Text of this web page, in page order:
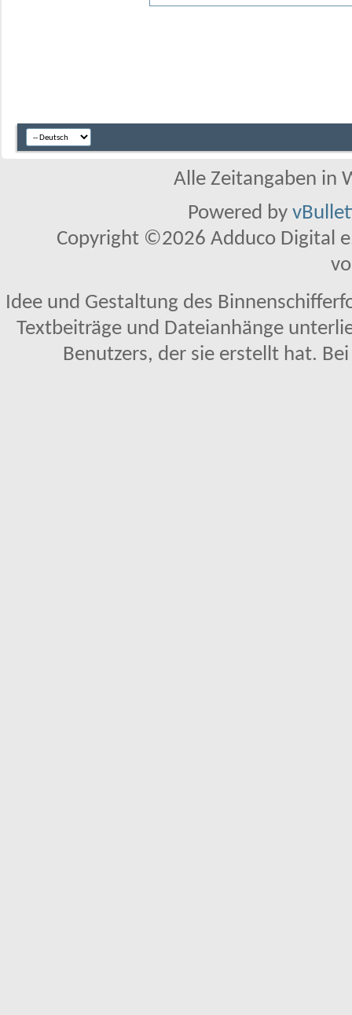
Alle Zeitangaben in
Powered by
Copyright ©2026 Adduco Digital
Idee und Gestaltung des
Textbeiträge und Dateianhänge
Benutzers, der sie erstellt hat.